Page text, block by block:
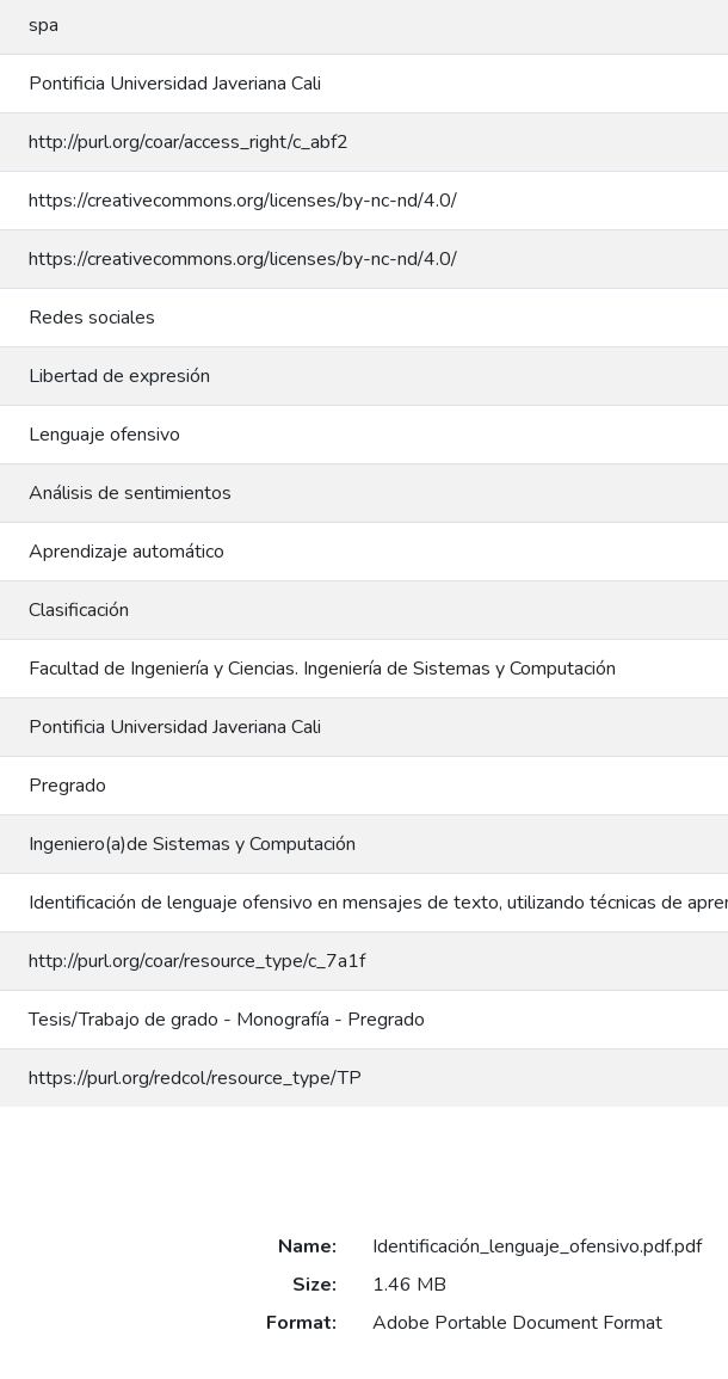
spa
Pontificia Universidad Javeriana Cali
http://purl.org/coar/access_right/c_abf2
https://creativecommons.org/licenses/by-nc-nd/4.0/
https://creativecommons.org/licenses/by-nc-nd/4.0/
Redes sociales
Libertad de expresión
Lenguaje ofensivo
Análisis de sentimientos
Aprendizaje automático
Clasificación
Facultad de Ingeniería y Ciencias. Ingeniería de Sistemas y Computación
Pontificia Universidad Javeriana Cali
Pregrado
Ingeniero(a)de Sistemas y Computación
Identificación de lenguaje ofensivo en mensajes de texto, utilizando técnicas de
http://purl.org/coar/resource_type/c_7a1f
Tesis/Trabajo de grado - Monografía - Pregrado
https://purl.org/redcol/resource_type/TP
Name:
Identificación_lenguaje_ofensivo.pdf.pdf
Size:
1.46 MB
Format:
Adobe Portable Document Format